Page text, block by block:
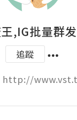
,IG批量群
追蹤
http://